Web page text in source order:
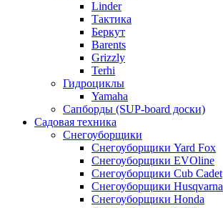
Linder
Тактика
Беркут
Barents
Grizzly
Terhi
Гидроциклы
Yamaha
Сапборды (SUP-board доски)
Садовая техника
Снегоуборщики
Снегоуборщики Yard Fox
Снегоуборщики EVOline
Снегоуборщики Cub Cadet
Снегоуборщики Husqvarna
Снегоуборщики Honda